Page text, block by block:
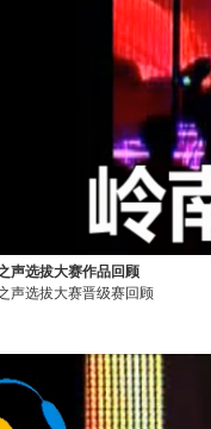
声选拔大赛作品回顾
声选拔大赛晋级赛回顾